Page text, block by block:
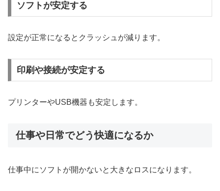
ソフトが安定する
設定が正常になるとクラッシュが減ります。
印刷や接続が安定する
プリンターやUSB機器も安定します。
仕事や日常でどう快適になるか
仕事中にソフトが開かないと大きなロスになります。